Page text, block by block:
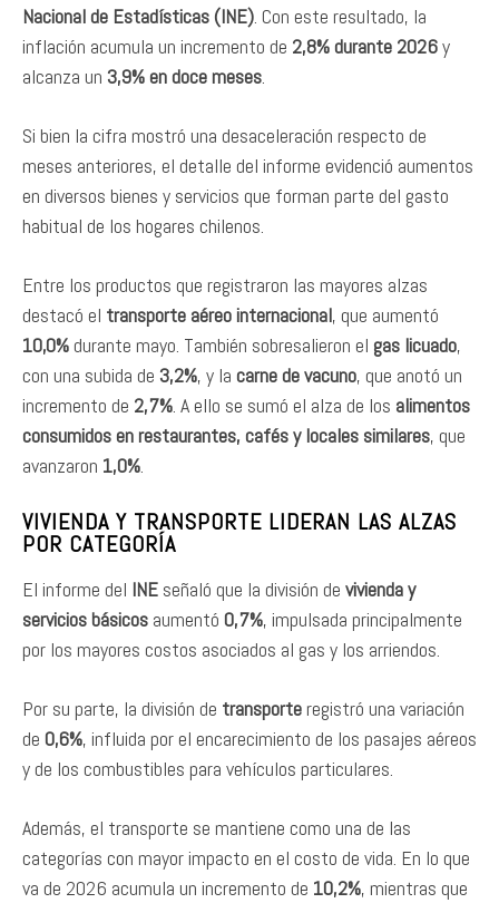
Nacional de Estadísticas (INE) . Con este resultado, la
inflación acumula un incremento de 2,8% durante 2026y
alcanza un 3,9% en doce meses
Si bien la cifra mostró una desaceleración respecto de
meses anteriores, el detalle del informe evidenció aumentos
en diversos bienes y servicios que forman parte del gasto
habitual de los hogares chilenos.
Entre los productos que registraron las mayores alzas
destacó el transporte aéreo internacional, que aumentó
10,0%durante mayo. También sobresalieron el gas licuado,
con una subida de 3,2%, y la carne de vacuno, que anotó un
incremento de 2,7% . A ello se sumó el alza de los alimentos
consumidos en restaurantes, cafés y locales similares, que
avanzaron 1,0%
VIVIENDA Y TRANSPORTE LIDERAN LAS ALZAS
POR CATEGORÍA
El informe del INE señaló que la división de vivienda y
servicios básicos aumentó 0,7%, impulsada principalmente
por los mayores costos asociados al gas y los arriendos.
Por su parte, la división de transporteregistró una variación
de 0,6%, influida por el encarecimiento de los pasajes aéreos
y de los combustibles para vehículos particulares.
Además, el transporte se mantiene como una de las
categorías con mayor impacto en el costo de vida. En lo que
va de 2026 acumula un incremento de 10,2%, mientras que